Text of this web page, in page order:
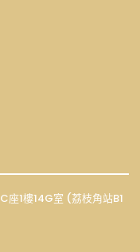
座1樓14G室 (荔枝角站B1